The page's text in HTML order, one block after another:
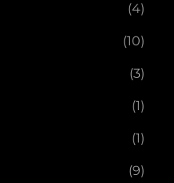
(4)
(10)
(3)
(1)
(1)
(9)